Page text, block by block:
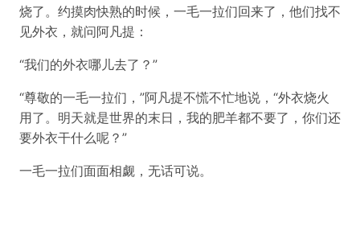
烧了。约摸肉快熟的时候，一毛一拉们回来了，他们找不
见外衣，就问阿凡提：
“我们的外衣哪儿去了？”
“尊敬的一毛一拉们，”阿凡提不慌不忙地说，“外衣烧火
用了。明天就是世界的末日，我的肥羊都不要了，你们还
要外衣干什么呢？”
一毛一拉们面面相觑，无话可说。